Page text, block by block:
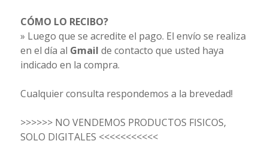
CÓMO LO RECIBO?
» Luego que se acredite el pago. El envío se realiza
en el día al Gmail de contacto que usted haya
indicado en la compra.
Cualquier consulta respondemos a la brevedad!
>>>>>> NO VENDEMOS PRODUCTOS FISICOS,
SOLO DIGITALES <<<<<<<<<<<